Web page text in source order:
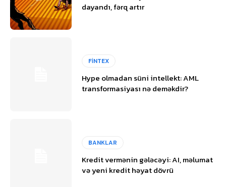
dayandı, fərq artır
FİNTEX
Hype olmadan süni intellekt: AML
transformasiyası nə deməkdir?
BANKLAR
Kredit vermənin gələcəyi: AI, məlumat
və yeni kredit həyat dövrü